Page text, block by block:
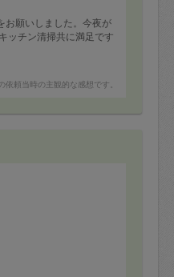
お願いしました。今夜が
ッチン清掃共に満足です
依頼当時の主観的な感想です。